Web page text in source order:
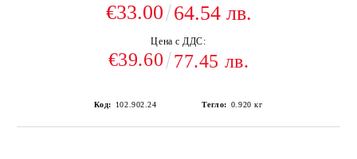
€33.00 64.54 лв.
Цена с ДДС:
€39.60 77.45 лв.
Код: 102.902.24 Тегло: 0.920 кг